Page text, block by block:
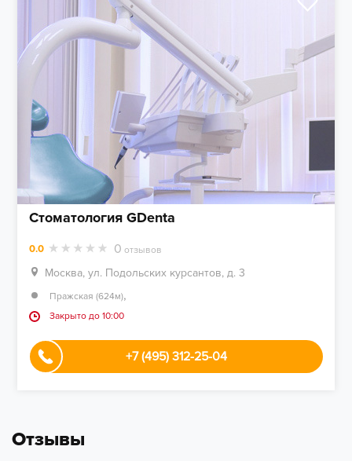
Стоматология GDenta
0.0 0 отзывов
Москва, ул. Подольских курсантов, д. 3
Пражская (624м),
Закрыто до 10:00
+7 (495) 312-25-04
Отзывы